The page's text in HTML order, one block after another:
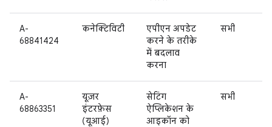
A-
68841424
कनेक्टिविटी
एपीएन अपडेट
करने के तरीके
में बदलाव
करना
सभी
A-
68863351
यूज़र
इंटरफ़ेस
(यूआई)
सेटिंग
ऐप्लिकेशन के
आइकॉन को
सभी